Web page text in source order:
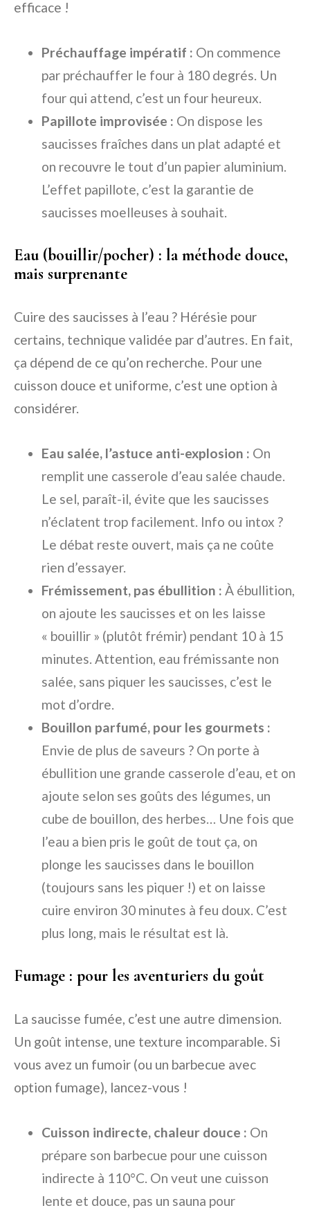
efficace !
Préchauffage impératif : On commence
par préchauffer le four à 180 degrés. Un
four qui attend, c’est un four heureux.
Papillote improvisée : On dispose les
saucisses fraîches dans un plat adapté et
on recouvre le tout d’un papier aluminium.
L’effet papillote, c’est la garantie de
saucisses moelleuses à souhait.
Eau (bouillir/pocher) : la méthode douce,
mais surprenante
Cuire des saucisses à l’eau ? Hérésie pour
certains, technique validée par d’autres. En fait,
ça dépend de ce qu’on recherche. Pour une
cuisson douce et uniforme, c’est une option à
considérer.
Eau salée, l’astuce anti-explosion : On
remplit une casserole d’eau salée chaude.
Le sel, paraît-il, évite que les saucisses
n’éclatent trop facilement. Info ou intox ?
Le débat reste ouvert, mais ça ne coûte
rien d’essayer.
Frémissement, pas ébullition : À ébullition,
on ajoute les saucisses et on les laisse
« bouillir » (plutôt frémir) pendant 10 à 15
minutes. Attention, eau frémissante non
salée, sans piquer les saucisses, c’est le
mot d’ordre.
Bouillon parfumé, pour les gourmets :
Envie de plus de saveurs ? On porte à
ébullition une grande casserole d’eau, et on
ajoute selon ses goûts des légumes, un
cube de bouillon, des herbes… Une fois que
l’eau a bien pris le goût de tout ça, on
plonge les saucisses dans le bouillon
(toujours sans les piquer !) et on laisse
cuire environ 30 minutes à feu doux. C’est
plus long, mais le résultat est là.
Fumage : pour les aventuriers du goût
La saucisse fumée, c’est une autre dimension.
Un goût intense, une texture incomparable. Si
vous avez un fumoir (ou un barbecue avec
option fumage), lancez-vous !
Cuisson indirecte, chaleur douce : On
prépare son barbecue pour une cuisson
indirecte à 110°C. On veut une cuisson
lente et douce, pas un sauna pour